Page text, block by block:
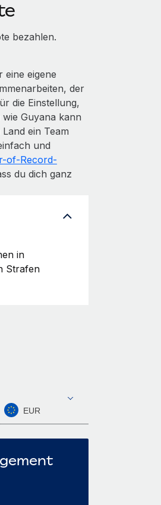
bezahlen.
eine eigene
der
die Einstellung,
Guyana kann
ein Team
und
of-Record-
du dich ganz
in
Strafen
EUR